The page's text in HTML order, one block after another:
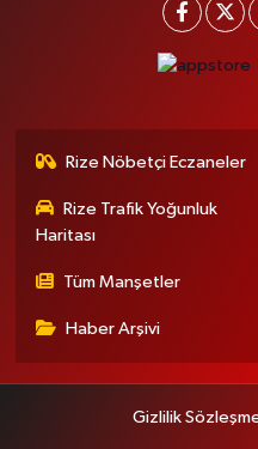
Rize Nöbetçi Eczaneler
Rize Trafik Yoğunluk
Haritası
Tüm Manşetler
Haber Arşivi
Gizlilik